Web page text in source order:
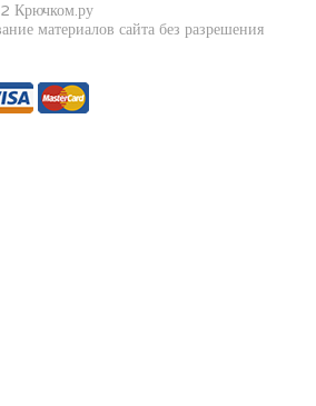
материалов сайта без разрешения